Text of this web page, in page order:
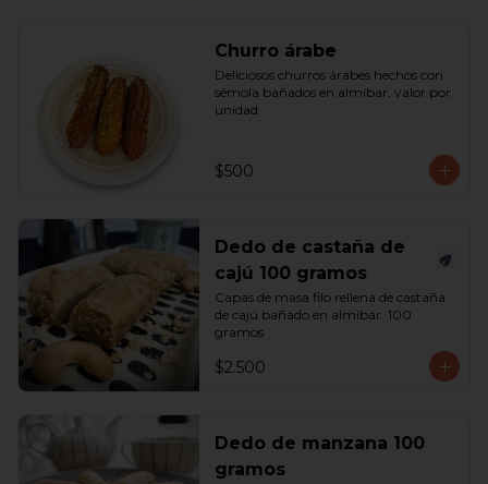
Churro árabe
Deliciosos churros árabes hechos con
sémola bañados en almíbar. valor por
unidad
$500
Dedo de castaña de
cajú 100 gramos
Capas de masa filo rellena de castaña
de cajú bañado en almíbar. 100
gramos
$2.500
Dedo de manzana 100
gramos